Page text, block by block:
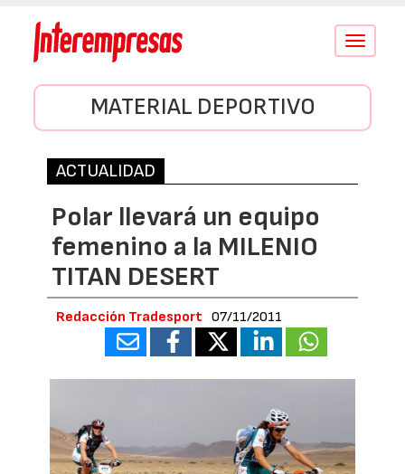
Conmutar
MATERIAL DEPORTIVO
ACTUALIDAD
Polar llevará un equipo
femenino a la MILENIO
TITAN DESERT
Redacción Tradesport 07/11/2011